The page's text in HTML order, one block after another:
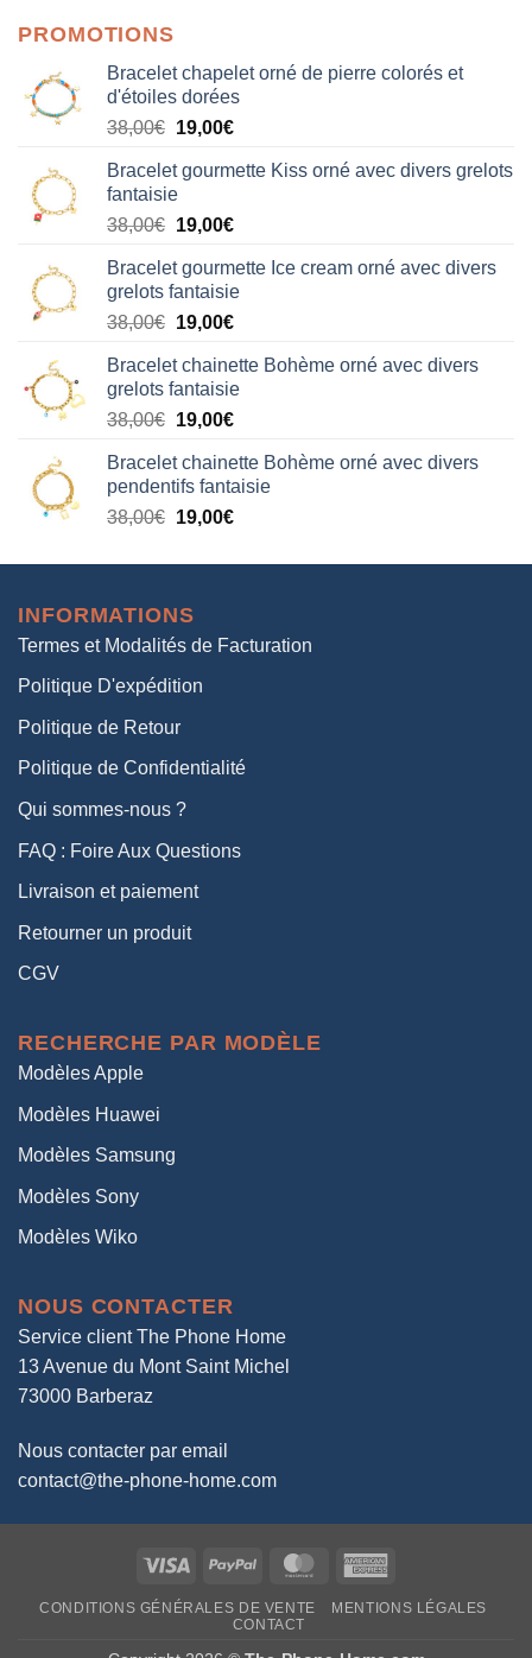
PROMOTIONS
Bracelet chapelet orné de pierre colorés et
d'étoiles dorées
38,00€ Le
initial
était :
38,00€.
19,00€Le
actuel
19,00€.
Bracelet gourmette Kiss orné avec divers grelots
fantaisie
38,00€ Le
initial
était :
38,00€.
19,00€Le
actuel
est :
19,00€.
Bracelet gourmette Ice cream orné avec divers
grelots fantaisie
38,00€ Le
initial
était :
38,00€.
19,00€Le
actuel
est :
19,00€.
Bracelet chainette Bohème orné avec divers
grelots fantaisie
38,00€ Le
initial
était :
38,00€.
19,00€Le
actuel
est :
19,00€.
Bracelet chainette Bohème orné avec divers
pendentifs fantaisie
38,00€ Le
initial
38,00€.
19,00€Le
actuel
INFORMATIONS
Termes et Modalités de Facturation
Politique D'expédition
Politique de Retour
Politique de Confidentialité
Qui sommes-nous ?
FAQ : Foire Aux Questions
Livraison et paiement
Retourner un produit
CGV
RECHERCHE PAR MODÈLE
Modèles Apple
Modèles Huawei
Modèles Samsung
Modèles Sony
Modèles Wiko
NOUS CONTACTER
Service client The Phone Home
13 Avenue du Mont Saint Michel
73000 Barberaz
Nous contacter par email
contact@the-phone-home.com
Visa PayPal MasterCard
CONDITIONS GÉNÉRALES DE VENTE
MENTIONS LÉGALES
CONTACT